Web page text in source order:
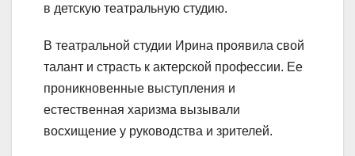
в детскую театральную студию.
В театральной студии Ирина проявила свой
талант и страсть к актерской профессии. Ее
проникновенные выступления и
естественная харизма вызывали
восхищение у руководства и зрителей.